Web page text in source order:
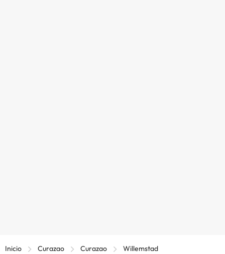
Inicio Curazao Curazao Willemstad